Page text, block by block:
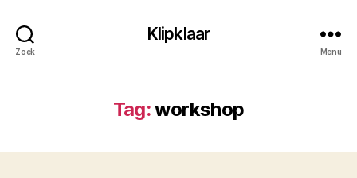
Zoek
Klipklaar
Menu
Tag:workshop